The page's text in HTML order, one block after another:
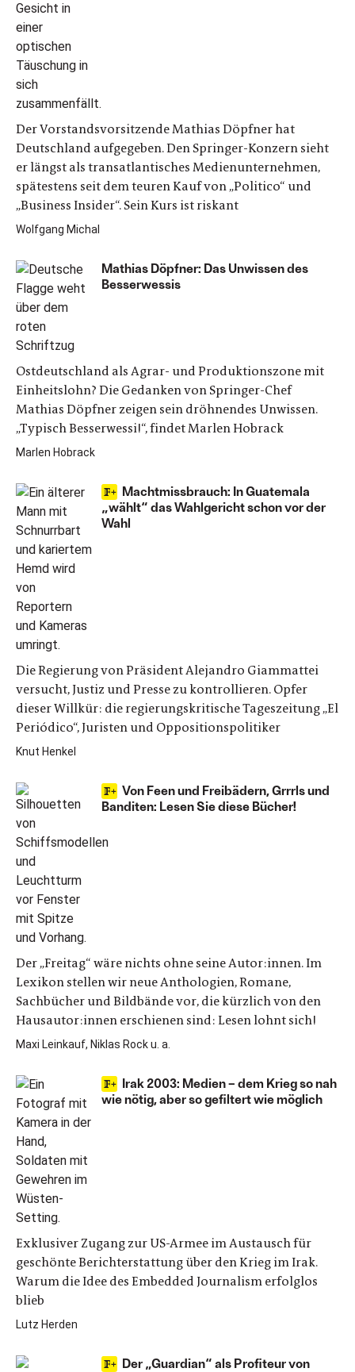
Der Vorstandsvorsitzende Mathias Döpfner hat
Deutschland aufgegeben. Den Springer-Konzern sieht
er längst als transatlantisches Medienunternehmen,
spätestens seit dem teuren Kauf von „Politico“ und
„Business Insider“. Sein Kurs ist riskant
Wolfgang Michal
Mathias Döpfner: Das Unwissen des
Besserwessis
Ostdeutschland als Agrar- und Produktionszone mit
Einheitslohn? Die Gedanken von Springer-Chef
Mathias Döpfner zeigen sein dröhnendes Unwissen.
„Typisch Besserwessi!“, findet Marlen Hobrack
Marlen Hobrack
Machtmissbrauch: In Guatemala
„wählt“ das Wahlgericht schon vor der
Wahl
Die Regierung von Präsident Alejandro Giammattei
versucht, Justiz und Presse zu kontrollieren. Opfer
dieser Willkür: die regierungskritische Tageszeitung „El
Periódico“, Juristen und Oppositionspolitiker
Knut Henkel
Von Feen und Freibädern, Grrrls und
Banditen: Lesen Sie diese Bücher!
Der „Freitag“ wäre nichts ohne seine Autor:innen. Im
Lexikon stellen wir neue Anthologien, Romane,
Sachbücher und Bildbände vor, die kürzlich von den
Hausautor:innen erschienen sind: Lesen lohnt sich!
Maxi Leinkauf, Niklas Rock u. a.
Irak 2003: Medien – dem Krieg so nah
wie nötig, aber so gefiltert wie möglich
Exklusiver Zugang zur US-Armee im Austausch für
geschönte Berichterstattung über den Krieg im Irak.
Warum die Idee des Embedded Journalism erfolglos
blieb
Lutz Herden
Der „Guardian“ als Profiteur von